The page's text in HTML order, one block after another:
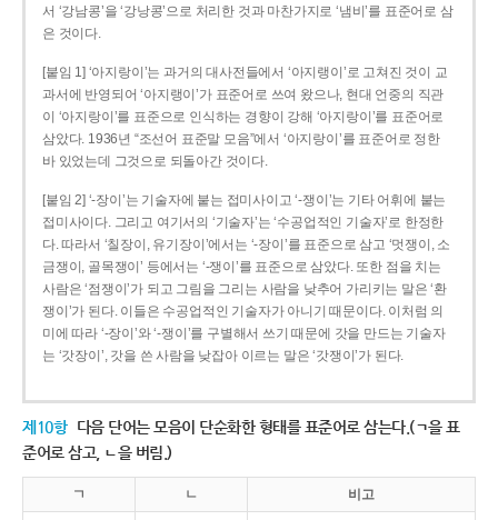
서 ‘강남콩’을 ‘강낭콩’으로 처리한 것과 마찬가지로 ‘냄비’를 표준어로 삼
은 것이다.
[붙임 1] ‘아지랑이’는 과거의 대사전들에서 ‘아지랭이’로 고쳐진 것이 교
과서에 반영되어 ‘아지랭이’가 표준어로 쓰여 왔으나, 현대 언중의 직관
이 ‘아지랑이’를 표준으로 인식하는 경향이 강해 ‘아지랑이’를 표준어로
삼았다. 1936년 “조선어 표준말 모음”에서 ‘아지랑이’를 표준어로 정한
바 있었는데 그것으로 되돌아간 것이다.
[붙임 2] ‘-장이’는 기술자에 붙는 접미사이고 ‘-쟁이’는 기타 어휘에 붙는
접미사이다. 그리고 여기서의 ‘기술자’는 ‘수공업적인 기술자’로 한정한
다. 따라서 ‘칠장이, 유기장이’에서는 ‘-장이’를 표준으로 삼고 ‘멋쟁이, 소
금쟁이, 골목쟁이’ 등에서는 ‘-쟁이’를 표준으로 삼았다. 또한 점을 치는
사람은 ‘점쟁이’가 되고 그림을 그리는 사람을 낮추어 가리키는 말은 ‘환
쟁이’가 된다. 이들은 수공업적인 기술자가 아니기 때문이다. 이처럼 의
미에 따라 ‘-장이’와 ‘-쟁이’를 구별해서 쓰기 때문에 갓을 만드는 기술자
는 ‘갓장이’, 갓을 쓴 사람을 낮잡아 이르는 말은 ‘갓쟁이’가 된다.
제10항 다음 단어는 모음이 단순화한 형태를 표준어로 삼는다.(ㄱ을 표
준어로 삼고, ㄴ을 버림.)
ㄱ ㄴ 비고